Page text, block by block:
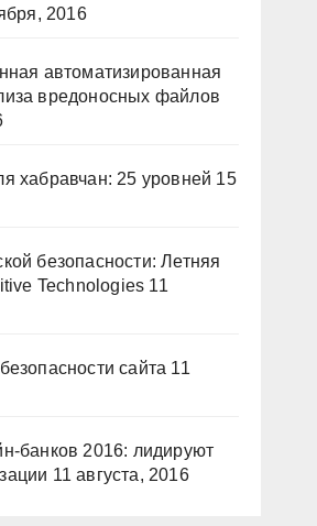
2016
автоматизированная
вредоносных файлов
хабравчан: 25 уровней 15
безопасности: Летняя
Technologies 11
сайта 11
банков 2016: лидируют
11 августа, 2016